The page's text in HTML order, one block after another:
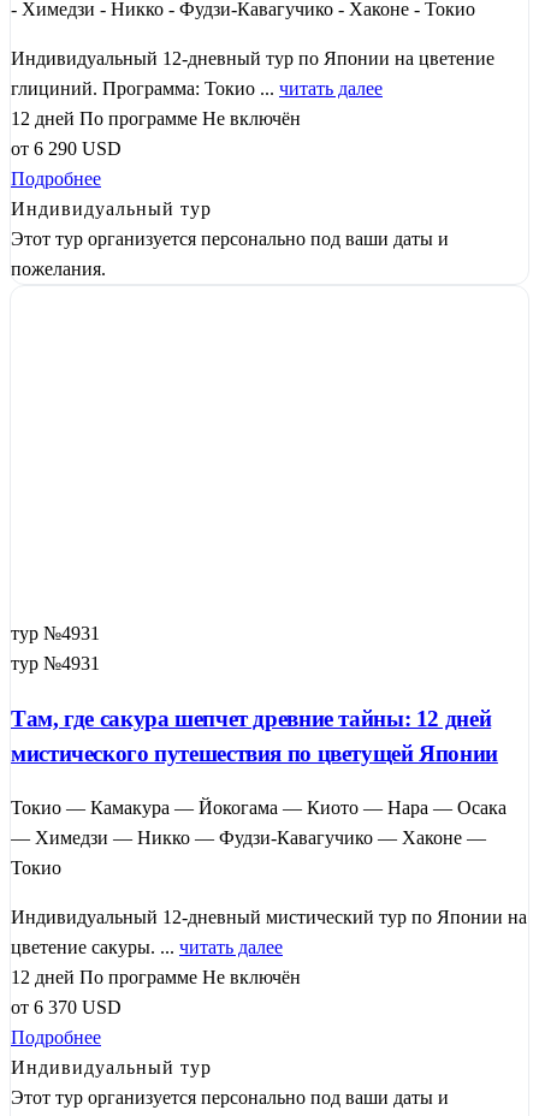
- Химедзи - Никко - Фудзи-Кавагучико - Хаконе - Токио
Индивидуальный 12-дневный тур по Японии на цветение
глициний. Программа: Токио ... читать далее
12 дней По программе Не включён
от 6 290 USD
Подробнее
Индивидуальный тур
Этот тур организуется персонально под ваши даты и
пожелания.
тур №4931
тур №4931
Там, где сакура шепчет древние тайны: 12 дней
мистического путешествия по цветущей Японии
Токио — Камакура — Йокогама — Киото — Нара — Осака
— Химедзи — Никко — Фудзи-Кавагучико — Хаконе —
Токио
Индивидуальный 12-дневный мистический тур по Японии на
цветение сакуры. ... читать далее
12 дней По программе Не включён
от 6 370 USD
Подробнее
Индивидуальный тур
Этот тур организуется персонально под ваши даты и